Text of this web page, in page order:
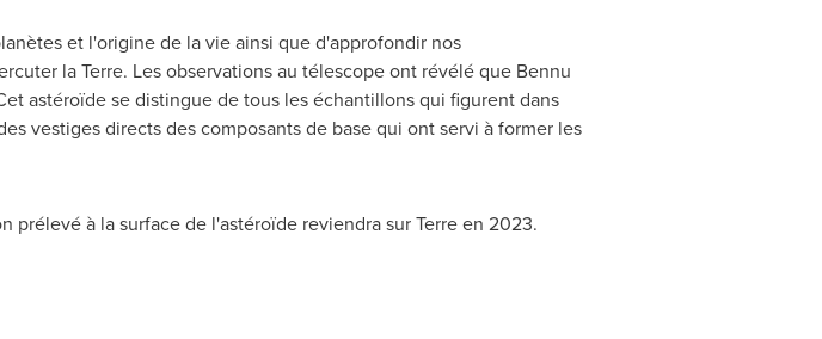
et l'origine de la vie ainsi que d'approfondir nos
la Terre. Les observations au télescope ont révélé que Bennu
astéroïde se distingue de tous les échantillons qui figurent dans
vestiges directs des composants de base qui ont servi à former les
prélevé à la surface de l'astéroïde reviendra sur Terre en 2023.